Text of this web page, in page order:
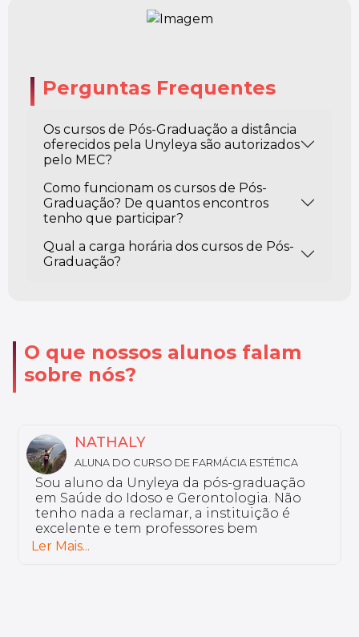
Perguntas Frequentes
Os cursos de Pós-Graduação a distância
oferecidos pela Unyleya são autorizados
pelo MEC?
Como funcionam os cursos de Pós-
Graduação? De quantos encontros
tenho que participar?
Qual a carga horária dos cursos de Pós-
Graduação?
O que nossos alunos falam
sobre nós?
MARIA LUIZA
ALUNA DO CURSO DE DISLEXIA E
DE LEITURA E ESCRITA
Eu curso a pós-graduação em Dislexia e
Distúrbios de Leitura e Escrita. Por que
escolhi o curso Unyleya? Porque ele vai
encontro com a minha rotina. Temos